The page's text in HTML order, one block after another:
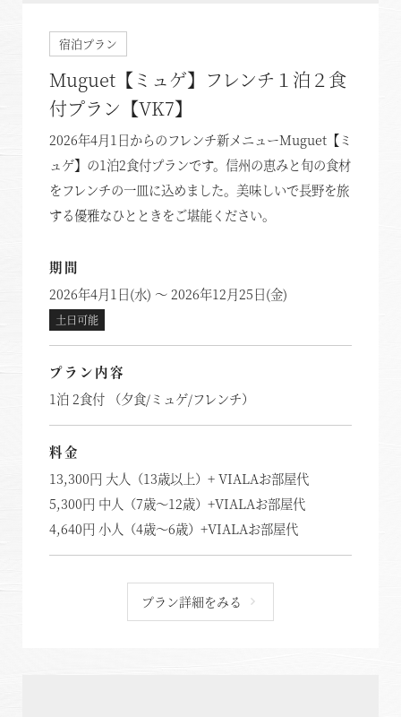
宿泊プラン
Muguet【ミュゲ】フレンチ１泊２食
付プラン【VK7】
2026年4月1日からのフレンチ新メニューMuguet【ミ
ュゲ】の1泊2食付プランです。信州の恵みと旬の食材
をフレンチの一皿に込めました。美味しいで長野を旅
する優雅なひとときをご堪能ください。
期間
2026年4月1日(水) ～ 2026年12月25日(金)
土日可能
プラン内容
1泊 2食付 （夕食/ミュゲ/フレンチ）
料金
13,300円 大人（13歳以上）+ VIALAお部屋代
5,300円 中人（7歳～12歳）+VIALAお部屋代
4,640円 小人（4歳～6歳）+VIALAお部屋代
プラン詳細をみる